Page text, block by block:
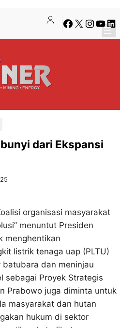
Facebook
X Instagram
dari Ekspansi
organisasi masyarakat
menuntut Presiden
menghentikan
listrik tenaga uap (PLTU)
dan meninjau
sebagai Proyek Strategis
Prabowo juga diminta untuk
masyarakat dan hutan
hukum di sektor